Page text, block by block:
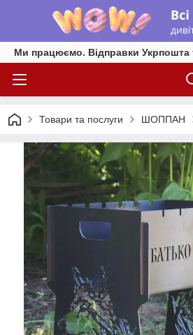
Ми працюємо. Відправки Укрпошта
Товари та послуги ШОППАН